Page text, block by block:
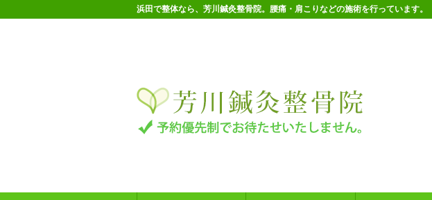
浜田で整体なら、芳川鍼灸整骨院。腰痛・肩こりなどの施術を行っています。